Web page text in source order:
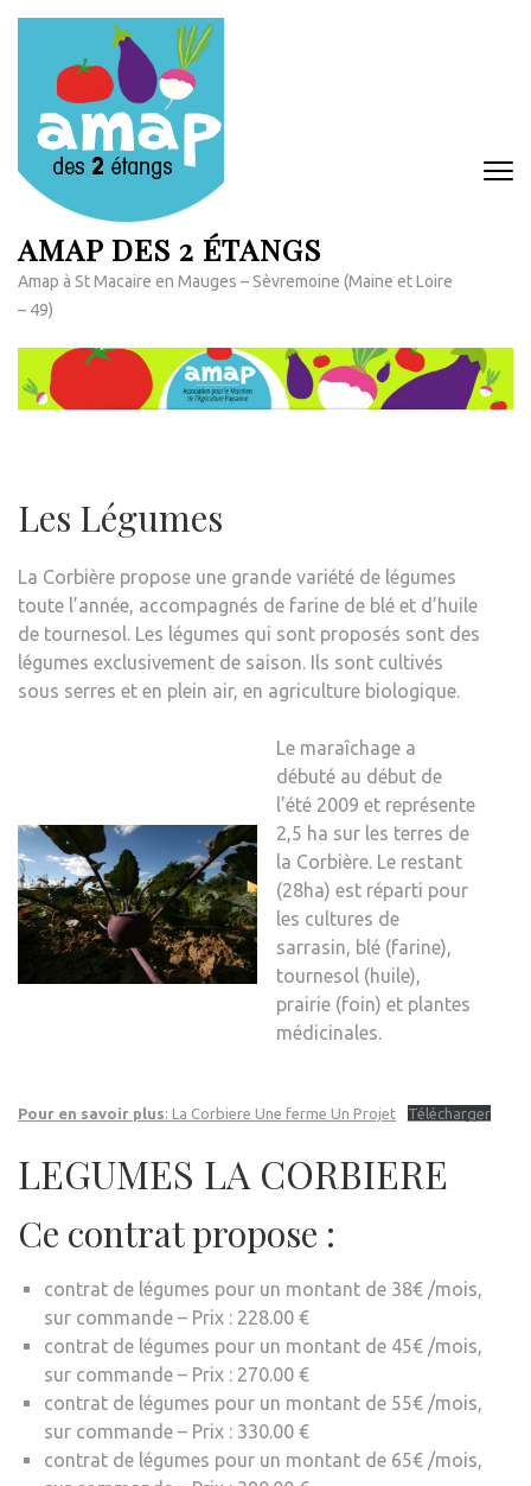
Aller
contenu
(Pressez
Entrée)
AMAP DES 2 ÉTANGS
Amap à St Macaire en Mauges – Sèvremoine (Maine et Loire
– 49)
Les Légumes
La Corbière propose une grande variété de légumes
toute l’année, accompagnés de farine de blé et d’huile
de tournesol. Les légumes qui sont proposés sont des
légumes exclusivement de saison. Ils sont cultivés
sous serres et en plein air, en agriculture biologique.
Le maraîchage a
débuté au début de
l’été 2009 et représente
2,5 ha sur les terres de
la Corbière. Le restant
(28ha) est réparti pour
les cultures de
sarrasin, blé (farine),
tournesol (huile),
prairie (foin) et plantes
médicinales.
Pour en savoir plus: La Corbiere Une ferme Un Projet Télécharger
LEGUMES LA CORBIERE
Ce contrat propose :
contrat de légumes pour un montant de 38€ /mois,
sur commande – Prix : 228.00 €
contrat de légumes pour un montant de 45€ /mois,
sur commande – Prix : 270.00 €
contrat de légumes pour un montant de 55€ /mois,
sur commande – Prix : 330.00 €
contrat de légumes pour un montant de 65€ /mois,